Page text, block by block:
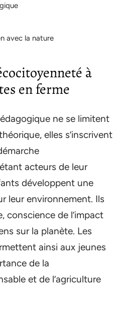
avec la nature
à
en ferme
ne se limitent
elles s’inscrivent
acteurs de leur
développent une
leur environnement. Ils
conscience de l’impact
sur la planète. Les
ainsi aux jeunes
de la
et de l’agriculture